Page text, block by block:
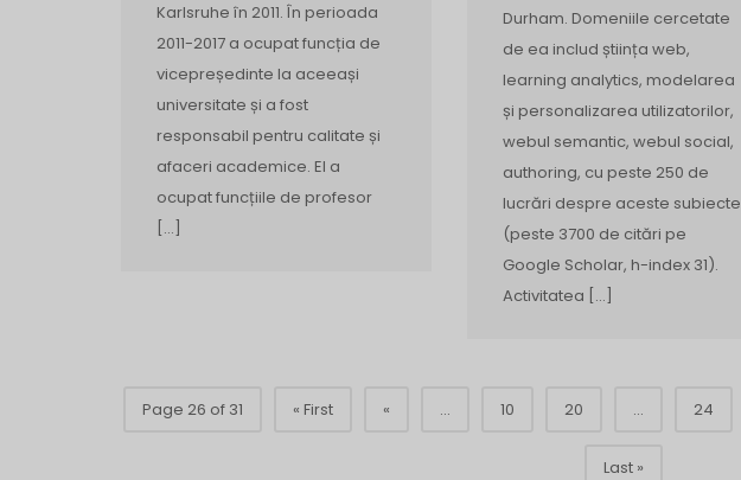
Karlsruhe în 2011. În perioada
2011-2017 a ocupat funcția de
vicepreședinte la aceeași
universitate și a fost
responsabil pentru calitate și
afaceri academice. El a
ocupat funcțiile de profesor
[…]
Durham. Domeniile cercetate
de ea includ știința web,
learning analytics, modelarea
și personalizarea utilizatorilor,
webul semantic, webul social,
authoring, cu peste 250 de
lucrări despre aceste subiecte
(peste 3700 de citări pe
Google Scholar, h-index 31).
Activitatea […]
Page 26 of 31 « First « ... 10 20 ... 24
Last »